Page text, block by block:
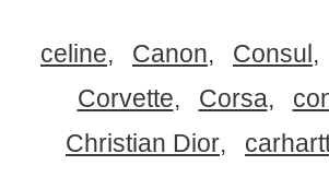
celine Canon Consul
Corvette
Corsa
Christian Dior